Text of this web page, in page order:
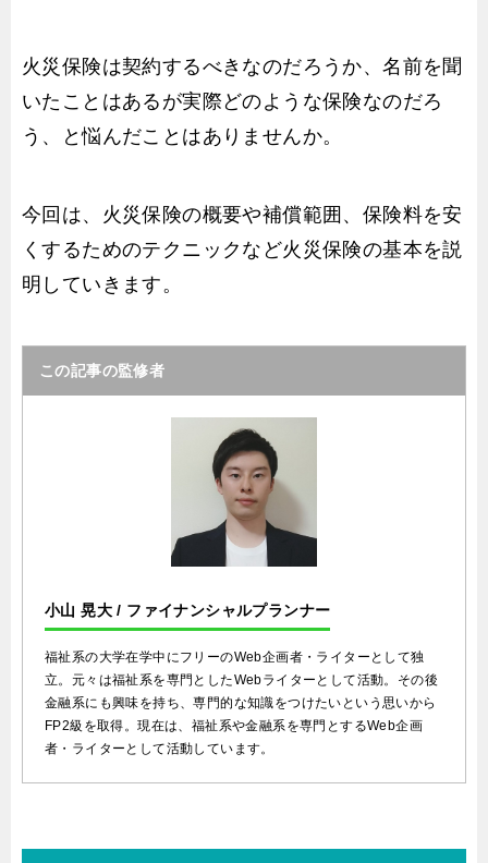
火災保険は契約するべきなのだろうか、名前を聞
いたことはあるが実際どのような保険なのだろ
う、と悩んだことはありませんか。
今回は、火災保険の概要や補償範囲、保険料を安
くするためのテクニックなど火災保険の基本を説
明していきます。
この記事の監修者
小山 晃大 / ファイナンシャルプランナー
福祉系の大学在学中にフリーのWeb企画者・ライターとして独
立。元々は福祉系を専門としたWebライターとして活動。その後
金融系にも興味を持ち、専門的な知識をつけたいという思いから
FP2級を取得。現在は、福祉系や金融系を専門とするWeb企画
者・ライターとして活動しています。